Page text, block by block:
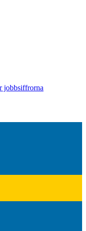
jobbsiffrorna